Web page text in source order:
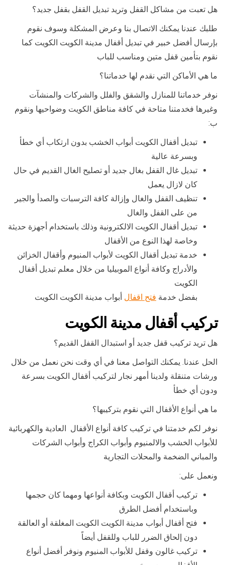
هل تعبت من مشاكل القفل وتريد تبديل القفل بقفل جديد؟
طلبك عندنا يمكنك الاتصال بنا وعرض المشكلة وسوف نقوم
بإرسال أفضل خبير في تبديل أقفال مدينة الكويت الكويت كما
نقوم بتأمين قفل متين ومناسب للباب
ما هي الأماكن التي نقدم لها خدماتنا؟
نوفر خدماتنا للمنازل والشقق والفلل والشركات والمنشآت
وغيرها فخدمتنا متاحة في كافة مناطق الكويت وضواحيها ونقوم
ب:
تبديل أقفال الكويت أبواب الخشب بدون ارتكاب أي خطأ
وبسرعة عالية
تبديل غال القفل بغال جديد أو تصليح الغال القديم في حال
كان لازال يعمل
تنظيف القفل والغال وإزالة كافة الترسبات والصدأ والجير
من على القفل والغال
تبديل أقفال الكويت الالكترونية وذلك باستخدام أجهزة حديثة
وخاصة لهذا النوع من الأقفال
خدمة تبديل أقفال الكويت لأبواب المنيوم وأقفال الخزائن
والأدراج وكافة أنواع الموبيليا من خلال معلم تبديل أقفال
الكويت
بفضل خدمة فتح اقفال أبواب مدينة الكويت الكويت
تركيب أقفال مدينة الكويت
هل تريد تركيب قفل جديد أو استبدال القفل القديم؟
الحل عندنا. يمكنك التواصل معنا في أي وقت نحن نعمل من خلال
ورشات متنقلة ولدينا أمهر نجار لتركيب أقفال الكويت بسرعة
ودون أي خطأ
ما هي أنواع الأقفال التي نقوم بتركيبها؟
نوفر لكم خدمتنا في تركيب كافة أنواع الأقفال العادية والكهربائية
للأبواب الخشب والالمنيوم وأبواب الكراج وأبواب الشركات
والمباني الضخمة والمحلات التجارية
ونعمل على:
تركيب أقفال الكويت وبكافة أنواعها ومهما كان حجمها
وباستخدام أفضل الطرق
فتح أقفال أبواب مدينة الكويت الكويت المغلقة أو العالقة
دون إلحاق الضرر للباب وللقفل أيضاً
تركيب غالون وقفل للأبواب المنيوم ونوفر أفضل أنواع